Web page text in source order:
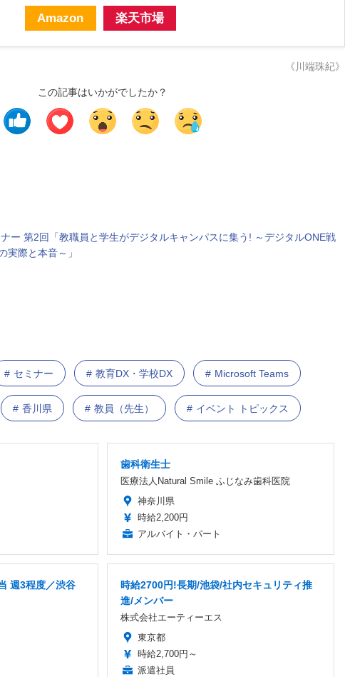
Amazon 楽天市場
《川端珠紀》
この記事はいかがでしたか？
ー 第2回「教職員と学生がデジタルキャンパスに集う! ～デジタルONE戦
実際と本音～」
セミナー 教育DX・学校DX Microsoft Teams
香川県 教員（先生） イベント トピックス
歯科衛生士
医療法人Natural Smile ふじなみ歯科医院
神奈川県
時給2,200円
アルバイト・パート
週3程度／渋谷
時給2700円!長期/池袋/社内セキュリティ推
進/メンバー
株式会社エーティーエス
東京都
時給2,700円～
派遣社員